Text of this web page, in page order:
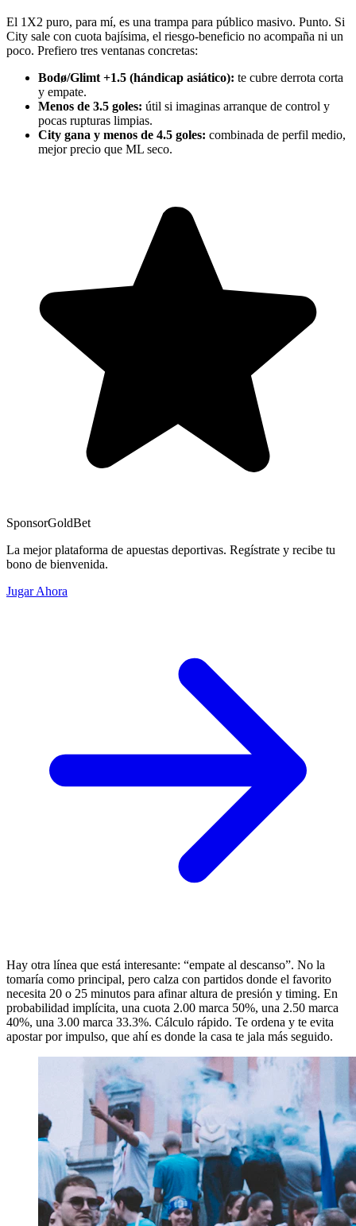
El 1X2 puro, para mí, es una trampa para público masivo. Punto. Si
City sale con cuota bajísima, el riesgo-beneficio no acompaña ni un
poco. Prefiero tres ventanas concretas:
Bodø/Glimt +1.5 (hándicap asiático): te cubre derrota corta
y empate.
Menos de 3.5 goles: útil si imaginas arranque de control y
pocas rupturas limpias.
City gana y menos de 4.5 goles: combinada de perfil medio,
mejor precio que ML seco.
SponsorGoldBet
La mejor plataforma de apuestas deportivas. Regístrate y recibe tu
bono de bienvenida.
Jugar Ahora
Hay otra línea que está interesante: “empate al descanso”. No la
tomaría como principal, pero calza con partidos donde el favorito
necesita 20 o 25 minutos para afinar altura de presión y timing. En
probabilidad implícita, una cuota 2.00 marca 50%, una 2.50 marca
40%, una 3.00 marca 33.3%. Cálculo rápido. Te ordena y te evita
apostar por impulso, que ahí es donde la casa te jala más seguido.